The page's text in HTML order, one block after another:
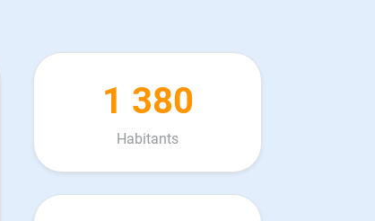
1 380
Habitants